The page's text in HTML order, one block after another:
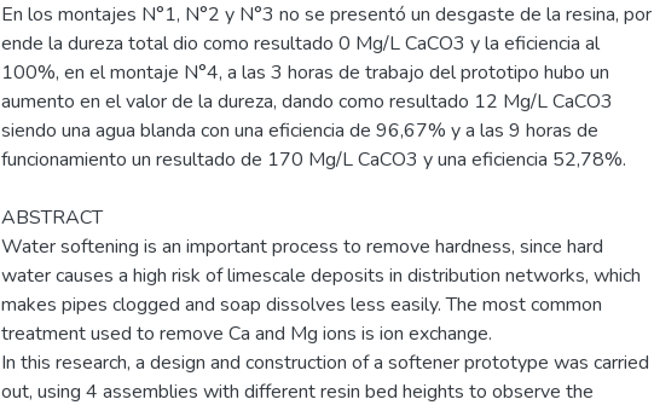
En los montajes N°1, N°2 y N°3 no se presentó un desgaste de la resina, por
ende la dureza total dio como resultado 0 Mg/L CaCO3 y la eficiencia al
100%, en el montaje N°4, a las 3 horas de trabajo del prototipo hubo un
aumento en el valor de la dureza, dando como resultado 12 Mg/L CaCO3
siendo una agua blanda con una eficiencia de 96,67% y a las 9 horas de
funcionamiento un resultado de 170 Mg/L CaCO3 y una eficiencia 52,78%.
ABSTRACT
Water softening is an important process to remove hardness, since hard
water causes a high risk of limescale deposits in distribution networks, which
makes pipes clogged and soap dissolves less easily. The most common
treatment used to remove Ca and Mg ions is ion exchange.
In this research, a design and construction of a softener prototype was carried
out, using 4 assemblies with different resin bed heights to observe the